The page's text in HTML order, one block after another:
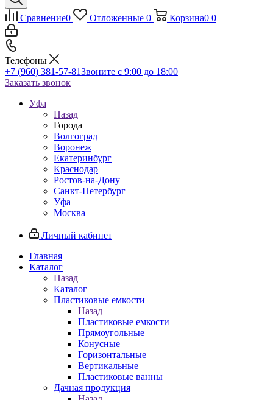
Сравнение0 Отложенные 0 Корзина0 0
Телефоны
+7 (960) 381-57-81Звоните с 9:00 до 18:00
Заказать звонок
Уфа
Назад
Города
Волгоград
Воронеж
Екатеринбург
Краснодар
Ростов-на-Дону
Санкт-Петербург
Уфа
Москва
Личный кабинет
Главная
Каталог
Назад
Каталог
Пластиковые емкости
Назад
Пластиковые емкости
Прямоугольные
Конусные
Горизонтальные
Вертикальные
Пластиковые ванны
Дачная продукция